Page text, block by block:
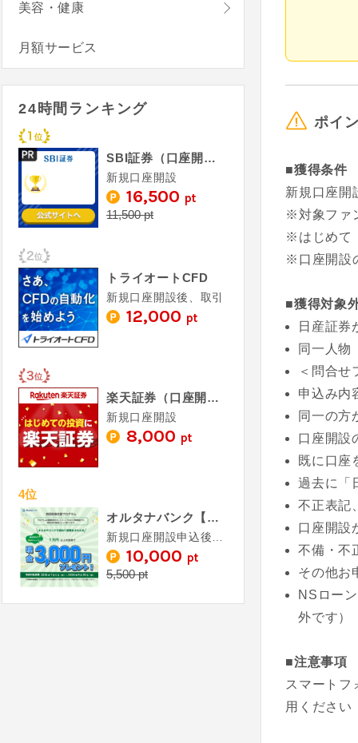
ポイ
■獲得条件
新規口座開
※対象ファ
※はじめて
※口座開設
■獲得対象
日産証券
同一人物
＜問合せ
申込み内
同一の方
口座開設
既に口座
過去に「
不正表記
口座開設
不備・不
その他お
NSロー
外です）
■注意事項
スマートフ
用ください
美容・健康
月額サービス
24時間ランキング
SBI証券（口座開設）
新規口座開設
16,500 pt
11,500 pt
トライオートCFD
新規口座開設後、取引
12,000 pt
楽天証券（口座開設）
新規口座開設
8,000 pt
4位
オルタナバンク【証券会社運営】初回投資完了（1万円以上投資）
新規口座開設申込後、投資完了
10,000 pt
5,500 pt